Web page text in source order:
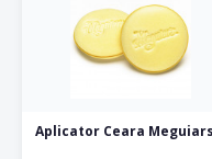
Aplicator Ceara Meguiars